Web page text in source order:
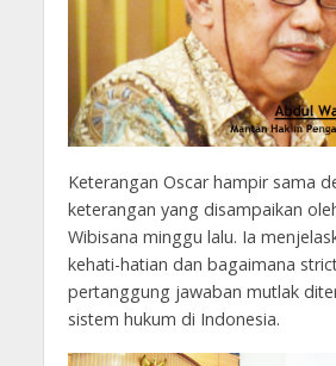
Keterangan Oscar hampir sama
keterangan yang disampaikan
Wibisana minggu lalu. Ia
kehati-hatian dan bagaimana
pertanggung jawaban mutlak
sistem hukum di Indonesia.